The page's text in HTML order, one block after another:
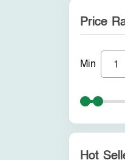
আকীল
নন ব্র্যান্ড
পুনরায়
হাকীমুল
সীরাহ
Price
Min
Hot